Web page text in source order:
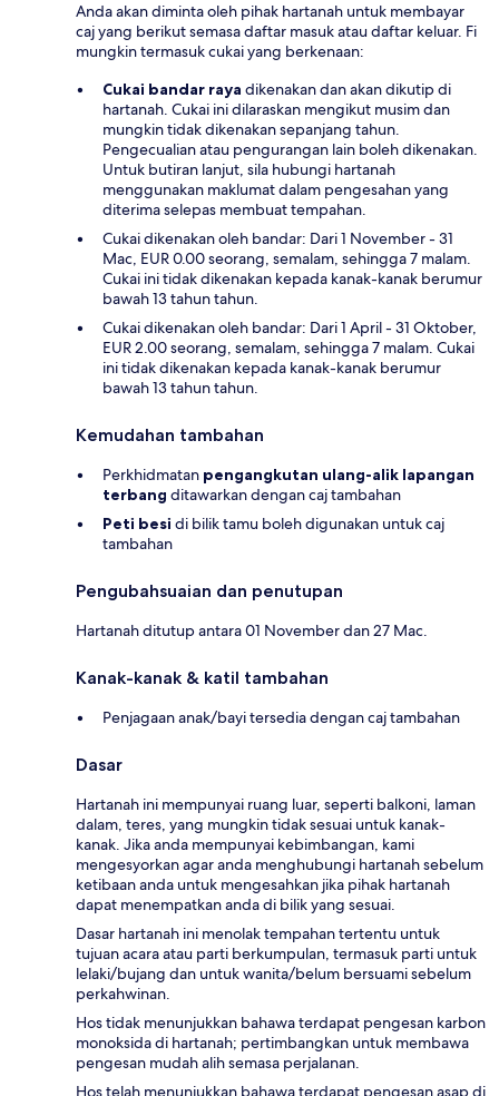
Anda akan diminta oleh pihak hartanah untuk membayar
caj yang berikut semasa daftar masuk atau daftar keluar. Fi
mungkin termasuk cukai yang berkenaan:
Cukai bandar raya dikenakan dan akan dikutip di
hartanah. Cukai ini dilaraskan mengikut musim dan
mungkin tidak dikenakan sepanjang tahun.
Pengecualian atau pengurangan lain boleh dikenakan.
Untuk butiran lanjut, sila hubungi hartanah
menggunakan maklumat dalam pengesahan yang
diterima selepas membuat tempahan.
Cukai dikenakan oleh bandar: Dari 1 November - 31
Mac, EUR 0.00 seorang, semalam, sehingga 7 malam.
Cukai ini tidak dikenakan kepada kanak-kanak berumur
bawah 13 tahun tahun.
Cukai dikenakan oleh bandar: Dari 1 April - 31 Oktober,
EUR 2.00 seorang, semalam, sehingga 7 malam. Cukai
ini tidak dikenakan kepada kanak-kanak berumur
bawah 13 tahun tahun.
Kemudahan tambahan
Perkhidmatan pengangkutan ulang-alik lapangan
terbang ditawarkan dengan caj tambahan
Peti besi di bilik tamu boleh digunakan untuk caj
tambahan
Pengubahsuaian dan penutupan
Hartanah ditutup antara 01 November dan 27 Mac.
Kanak-kanak & katil tambahan
Penjagaan anak/bayi tersedia dengan caj tambahan
Dasar
Hartanah ini mempunyai ruang luar, seperti balkoni, laman
dalam, teres, yang mungkin tidak sesuai untuk kanak-
kanak. Jika anda mempunyai kebimbangan, kami
mengesyorkan agar anda menghubungi hartanah sebelum
ketibaan anda untuk mengesahkan jika pihak hartanah
dapat menempatkan anda di bilik yang sesuai.
Dasar hartanah ini menolak tempahan tertentu untuk
tujuan acara atau parti berkumpulan, termasuk parti untuk
lelaki/bujang dan untuk wanita/belum bersuami sebelum
perkahwinan.
Hos tidak menunjukkan bahawa terdapat pengesan karbon
monoksida di hartanah; pertimbangkan untuk membawa
pengesan mudah alih semasa perjalanan.
Hos telah menunjukkan bahawa terdapat pengesan asap di